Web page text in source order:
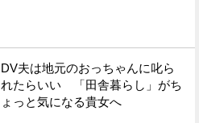
DV夫は地元のおっちゃんに叱ら
れたらいい 「田舎暮らし」がち
ょっと気になる貴女へ